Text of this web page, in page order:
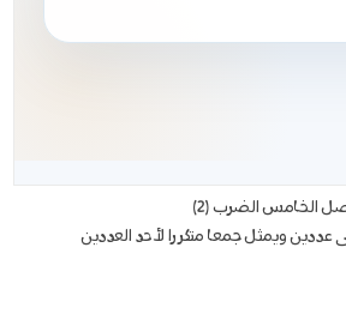
ويمثل جمعا متكررا لأحد العددين